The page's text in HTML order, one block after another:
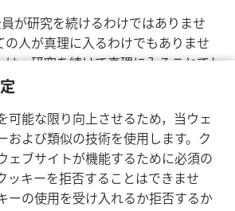
可能な限り向上させるため，当ウェ
および類似の技術を使用します。ク
ェブサイトが機能するために必須の
ッキーを拒否することはできませ
ーの使用を受け入れるか拒否するか
が研究を続けるわけではありませ
人が真理に入るわけでもありませ
，研究を続けて真理に入ることでし
が多いほど，エホバの賛美者となる
シェアする 設定